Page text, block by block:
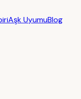
Aşk UyumuBlog